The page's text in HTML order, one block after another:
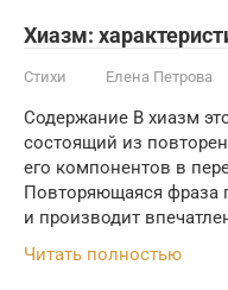
Хиазм:
Стихи Елена Петрова
Содержание В хиазм
состоящий из
его компонентов в
Повторяющаяся фраза
и производит
Читать полностью